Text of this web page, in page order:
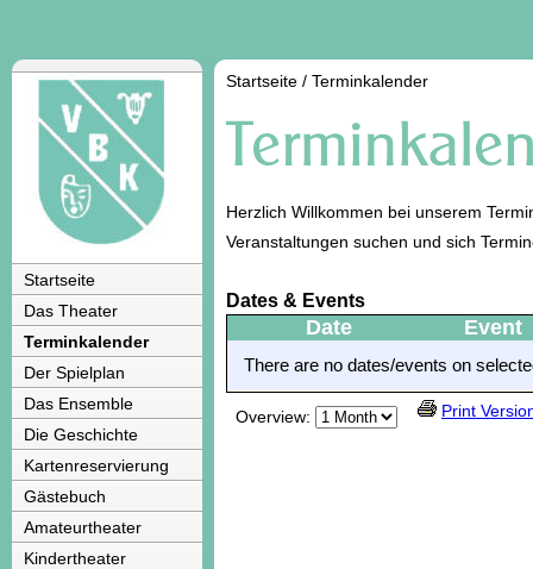
Startseite
Das Theater
Terminkalender
Der Spielplan
Das Ensemble
Die Geschichte
Kartenreservierung
Gästebuch
Amateurtheater
Kindertheater
Startseite / Terminkalender
Herzlich Willkommen bei unserem
Veranstaltungen suchen und sich
Dates & Events
Date Event
There are no dates/events on
Overview: Print